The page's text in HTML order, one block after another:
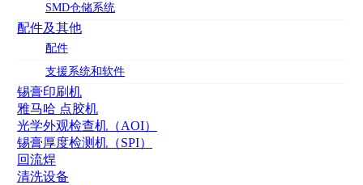
SMD仓储系统
配件及其他
配件
支援系统和软件
锡膏印刷机
雅马哈 点胶机
光学外观检查机（AOI）
锡膏厚度检测机（SPI）
回流焊
清洗设备